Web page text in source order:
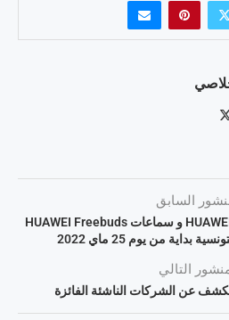
السابق
هواوي تطلق هاتف HUAWEI P50 Pro و سماعات HUAWEI Freebuds
التالي